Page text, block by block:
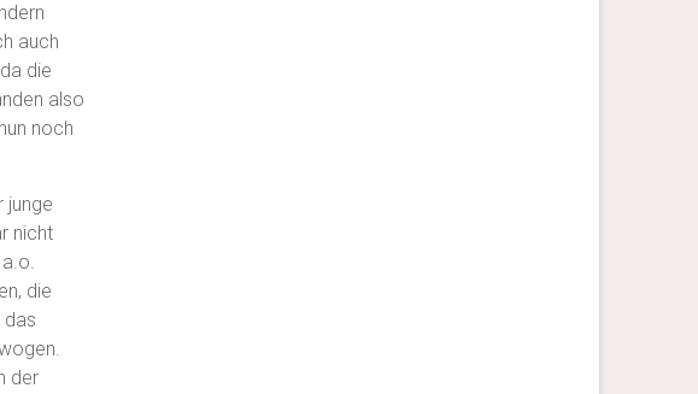
auch
die
also
noch
junge
nicht
die
das
der